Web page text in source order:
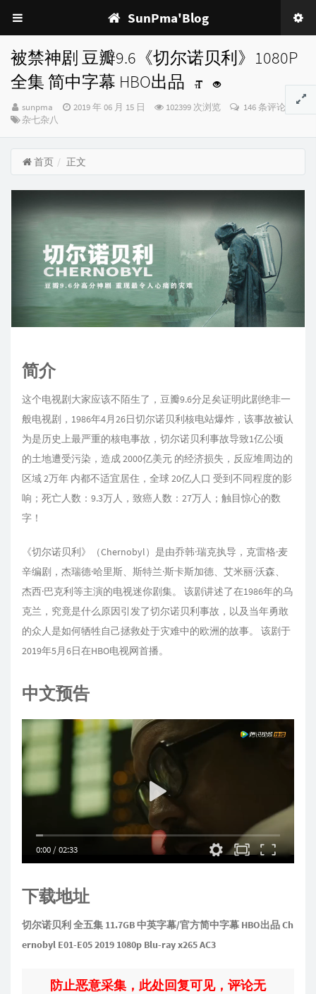
SunPma'Blog
被禁神剧 豆瓣9.6《切尔诺贝利》1080P
全集 简中字幕 HBO出品
博
主：
sunpma
发
2019 年 06 月 15 日 102399 次浏览
146 条评论
分
杂七杂八
首页 正文
简介
这个电视剧大家应该不陌生了，豆瓣9.6分足矣证明此剧绝非一
般电视剧，1986年4月26日切尔诺贝利核电站爆炸，该事故被认
为是历史上最严重的核电事故，切尔诺贝利事故导致1亿公顷
的土地遭受污染，造成 2000亿美元 的经济损失，反应堆周边的
区域 2万年 内都不适宜居住，全球 20亿人口 受到不同程度的影
响；死亡人数：9.3万人，致癌人数：27万人；触目惊心的数
字！
《切尔诺贝利》（Chernobyl）是由乔韩·瑞克执导，克雷格·麦
辛编剧，杰瑞德·哈里斯、斯特兰·斯卡斯加德、艾米丽·沃森、
杰西·巴克利等主演的电视迷你剧集。 该剧讲述了在1986年的乌
克兰，究竟是什么原因引发了切尔诺贝利事故，以及当年勇敢
的众人是如何牺牲自己拯救处于灾难中的欧洲的故事。 该剧于
2019年5月6日在HBO电视网首播。
中文预告
0:00 /02:33
下载地址
切尔诺贝利 全五集 11.7GB 中英字幕/官方简中字幕 HBO出品 Ch
ernobyl E01-E05 2019 1080p Blu-ray x265 AC3
防止恶意采集，此处回复可见，评论无